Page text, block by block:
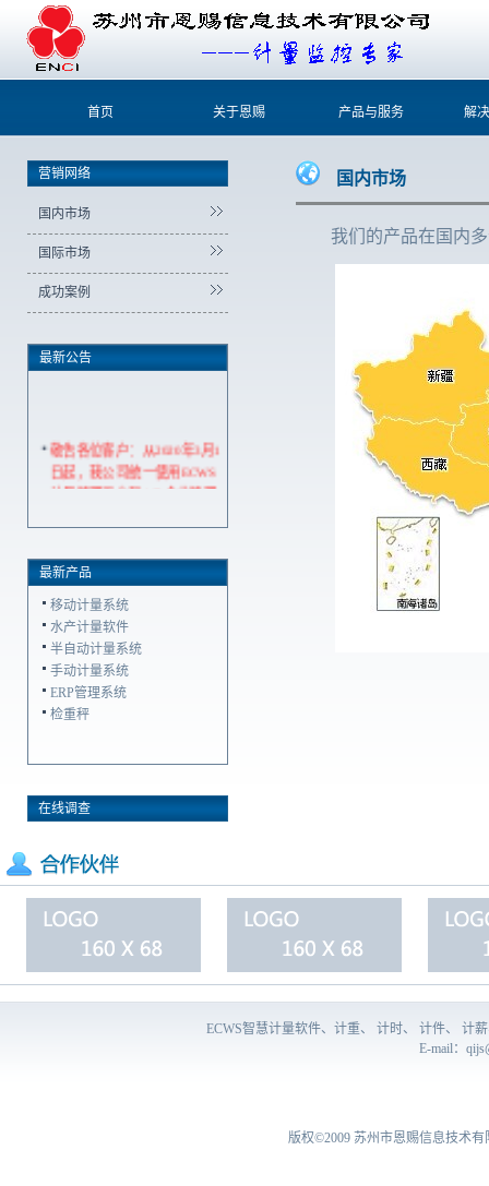
首页 关于恩赐 产品与服务 解
营销网络
国内市场
国际市场
成功案例
最新公告
敬告各位客户：从2020年3月1
日起，我公司统一使用ECWS
计量管理平台和AIP企业管理
最新产品
移动计量系统
水产计量软件
半自动计量系统
手动计量系统
ERP管理系统
检重秤
在线调查
国内市场
我们的产品在国内多
ECWS智慧计量软件、计重、 计时、 计件、 计
E-mail：
版权©2009 苏州市恩赐信息技术有